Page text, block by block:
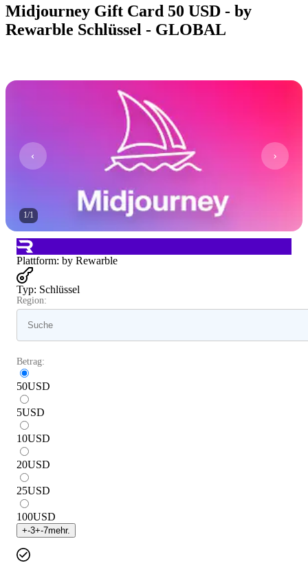
Midjourney Gift Card 50 USD - by
Rewarble Schlüssel - GLOBAL
1/1
Plattform: by Rewarble
Typ: Schlüssel
Region:
Betrag:
50USD
5USD
10USD
20USD
25USD
100USD
+-3+-7mehr.